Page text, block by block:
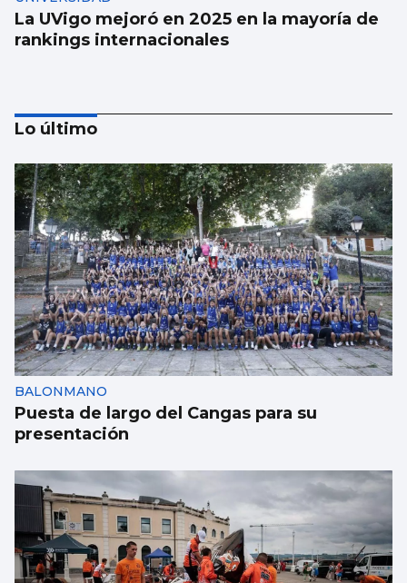
La UVigo mejoró en 2025 en la mayoría de
rankings internacionales
Aprendizaje para observar el ‘fin del
mundo’ sin riesgo
Lo último
BALONMANO
Puesta de largo del Cangas para su
presentación